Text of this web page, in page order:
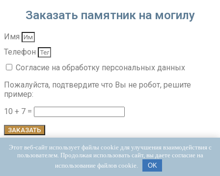
Заказать памятник на могилу
Имя
Телефон
Согласие на обработку персональных данных
Пожалуйста, подтвердите что Вы не робот, решите
пример:
10 + 7 =
ЗАКАЗАТЬ
или позвоните на горячую линию
Этот веб-сайт использует файлы cookie для улучшения взаимодействия с
пользователем. Продолжая использовать сайт, вы даете согласие на
использование файлов cookie.
OK